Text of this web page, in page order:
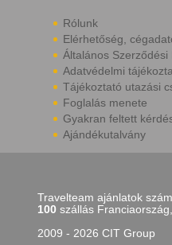
Rólunk
Elérhetőség,
Általános Szerződési
Adatvédelmi
Tájékoztató utazási
Foglalás menete
Gyakran feltett
Ajándékutalvány
Travelteam ajánlatok
100 szállás Franciaország,
2009 - 2026 CIT Group